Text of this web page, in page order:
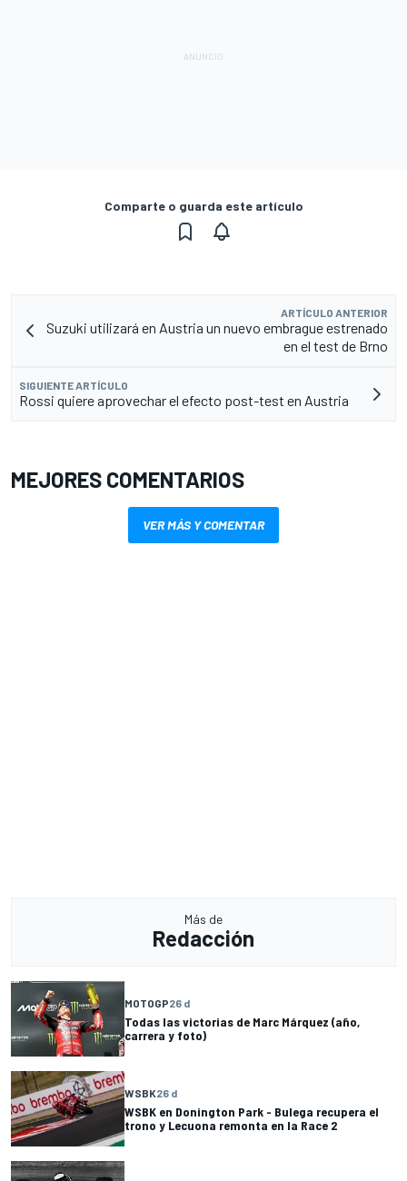
Comparte o guarda este artículo
ARTÍCULO ANTERIOR
Suzuki utilizará en Austria un nuevo embrague estrenado
en el test de Brno
SIGUIENTE ARTÍCULO
Rossi quiere aprovechar el efecto post-test en Austria
MEJORES COMENTARIOS
VER MÁS Y COMENTAR
Más de
Redacción
MOTOGP26 d
Todas las victorias de Marc Márquez (año,
carrera y foto)
WSBK26 d
WSBK en Donington Park - Bulega recupera el
trono y Lecuona remonta en la Race 2